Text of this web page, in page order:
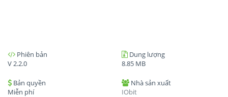
Phiên bản
V 2.2.0
Dung lượng
8.85 MB
Bản quyền
Miễn phí
Nhà sản xuất
IObit